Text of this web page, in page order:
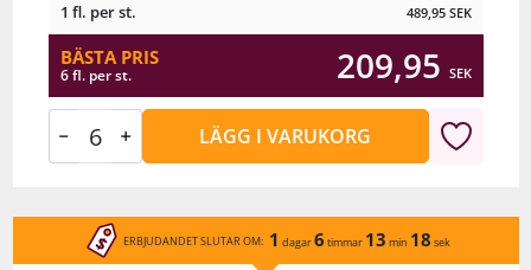
1 fl. per st. 489,95 SEK
BÄSTA PRIS
6 fl. per st. 209,95 SEK
LÄGG I VARUKORG
ERBJUDANDET SLUTAR OM: 1 dagar6 timmar 13 min 18 sek